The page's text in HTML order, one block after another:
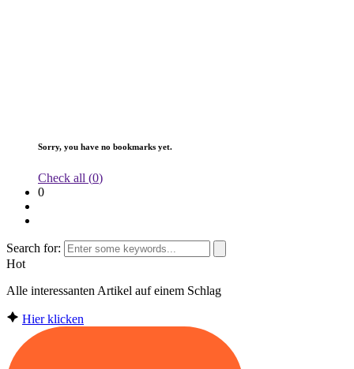
Sorry, you have no bookmarks yet.
Check all (0)
0
Search for:
Hot
Alle interessanten Artikel auf einem Schlag
Hier klicken